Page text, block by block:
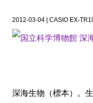
2012-03-04 | CASIO EX-
深海生物（標本）。